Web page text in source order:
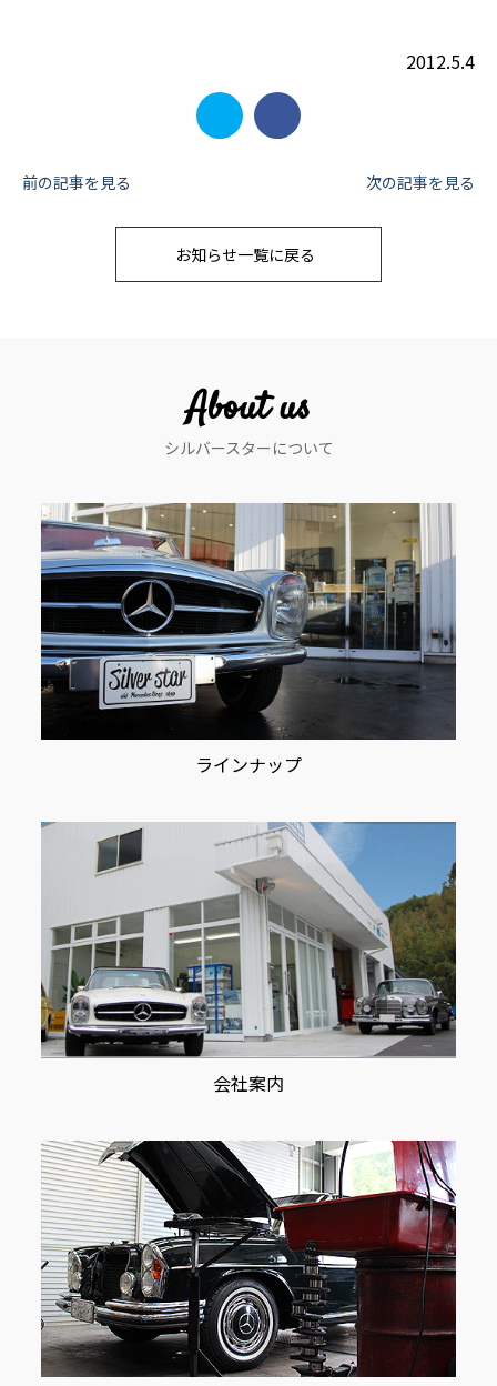
2012.5.4
投
ン
前の記事を見る 次の記事を見る
お知らせ一覧に戻る
About us
シルバースターについて
ラインナップ
会社案内